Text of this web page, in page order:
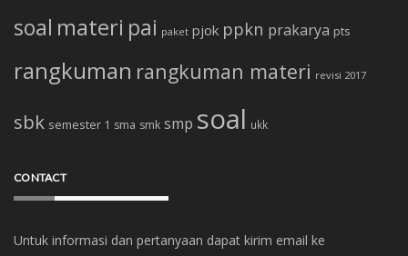
soal materi pai paket pjok ppkn prakarya pts
rangkuman rangkuman materi revisi 2017
sbk semester 1 sma smk smp soal ukk
CONTACT
Untuk informasi dan pertanyaan dapat kirim email ke